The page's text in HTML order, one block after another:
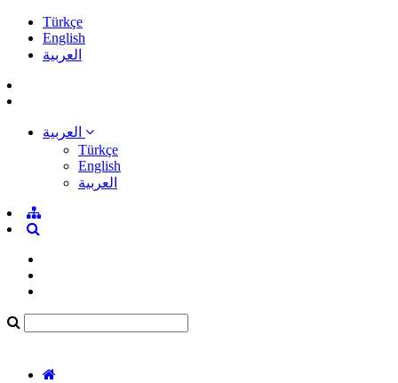
Türkçe
English
العربية
Türkçe
English
العربية